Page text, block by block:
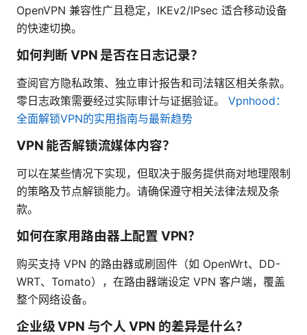
OpenVPN 兼容性广且稳定，IKEv2/IPsec 适合移动设备
的快速切换。
如何判断 VPN 是否在日志记录？
查阅官方隐私政策、独立审计报告和司法辖区相关条款。
零日志政策需要经过实际审计与证据验证。 Vpnhood：
全面解锁VPN的实用指南与最新趋势
VPN 能否解锁流媒体内容？
可以在某些情况下实现，但取决于服务提供商对地理限制
的策略及节点解锁能力。请确保遵守相关法律法规及条
款。
如何在家用路由器上配置 VPN？
购买支持 VPN 的路由器或刷固件（如 OpenWrt、DD-
WRT、Tomato），在路由器端设定 VPN 客户端，覆盖
整个网络设备。
企业级 VPN 与个人 VPN 的差异是什么？